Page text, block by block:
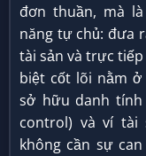
đơn thuần, mà
năng tự chủ: đưa
tài sản và trực
biệt cốt lõi nằm ở
sở hữu danh tính
control) và ví tài
không cần sự